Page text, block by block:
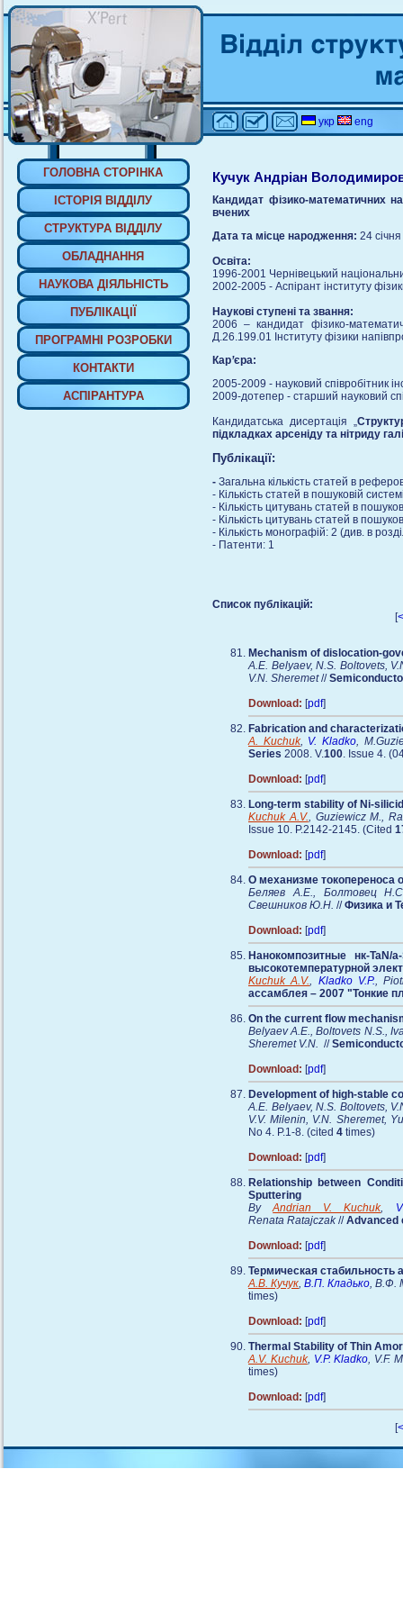
укр eng
ГОЛОВНА СТОРIНКА
IСТОРIЯ ВIДДIЛУ
СТРУКТУРА ВIДДIЛУ
ОБЛАДНАННЯ
НАУКОВА ДIЯЛЬНIСТЬ
ПУБЛIКАЦIЇ
ПРОГРАМНI РОЗРОБКИ
КОНТАКТИ
АСПIРАНТУРА
Кучук Андріан
Кандидат фізико-математичних
вчених
Дата та місце народження: 24
Освіта:
1996-2001 Чернівецький
2002-2005 - Аспірант інституту
Наукові ступені та звання:
2006 – кандидат фізико-
Д.26.199.01 Інституту фізики
Кар’єра:
2005-2009 - науковий співробітник
2009-дотепер - старший науковий
Кандидатська дисертація „
підкладках арсеніду та нітриду
Публікації:
- Загальна кількість статей в
- Кількість статей в пошуковій
- Кількість цитувань статей в
- Кількість цитувань статей в
- Кількість монографій: 2 (див. в
- Патенти: 1
Список публікацій:
[
Mechanism of dislocation-
A.E. Belyaev, N.S. Boltovets,
V.N. Sheremet//
Download: [pdf]
Fabrication and
A. Kuchuk, V. Kladko,
Series 2008. V.100. Issue 4.
Download: [pdf]
Long-term stability of Ni-
Kuchuk A.V., Guziewicz M.,
Issue 10. P.2142-2145. (Cited
Download: [pdf]
О механизме токопереноса
Беляев А.Е., Болтовец
Свешников Ю.Н. //Физика и
Download: [pdf]
Нанокомпозитные нк-
высокотемпературной
Kuchuk A.V., Kladko V.P.,
ассамблея – 2007 "Тонкие
On the current flow
Belyaev A.E., Boltovets N.S.,
Sheremet V.N. //
Download: [pdf]
Development of high-stable
A.E. Belyaev, N.S. Boltovets,
V.V. Milenin, V.N. Sheremet,
No 4. P.1-8. (cited 4 times)
Download: [pdf]
Relationship between
Sputtering
ByAndrian V. Kuchuk,
Renata Ratajczak//Advanced
Download: [pdf]
Термическая стабильность
А.В. Кучук,В.П. Кладько, В.Ф.
times)
Download: [pdf]
Thermal Stability of Thin
A.V. Kuchuk, V.P. Kladko, V.F.
times)
Download: [pdf]
[